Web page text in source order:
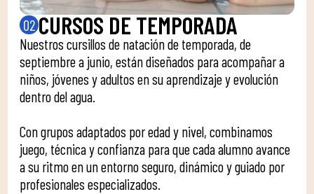
02 CURSOS DE TEMPORADA
Nuestros cursillos de natación de temporada, de
septiembre a junio, están diseñados para acompañar a
niños, jóvenes y adultos en su aprendizaje y evolución
dentro del agua.
Con grupos adaptados por edad y nivel, combinamos
juego, técnica y confianza para que cada alumno avance
a su ritmo en un entorno seguro, dinámico y guiado por
profesionales especializados.